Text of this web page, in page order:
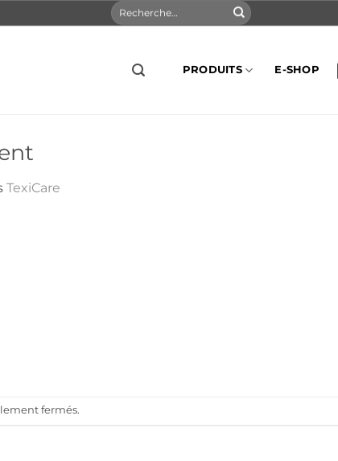
Recherche
pour :
PRODUITS E-SHOP
TexiCare
fermés.